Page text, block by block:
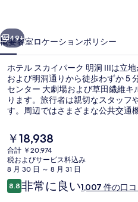
ー
ク
明
洞
III
の
写
真
ギ
次へ
49+
概要客室ロケーションポリシー
ホテル スカイパーク 明洞 IIIは立
および明洞通りから徒歩わずか 5
センター 大劇場および草田繊維キ
ります。旅行者は親切なスタッフ
す。周辺ではさまざまな公共交通
現
在
の
料
金
は
￥18,938
合計 ￥20,974
税およびサービス料込み
8 月 30 日 ～ 8 月 31 日
口
コ
8.810段階中8.8
非常に良い1,007 件の口